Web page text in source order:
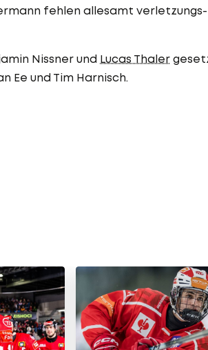
fehlen allesamt verletzungs-
Nissner und Lucas Thaler
Ee und Tim Harnisch.